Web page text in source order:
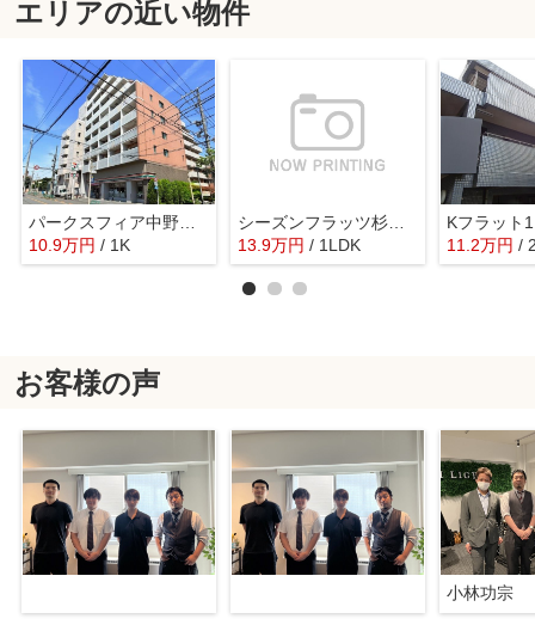
エリアの近い物件
パークスフィア中野富士見町
10.9万円 / 1K
シーズンフラッツ杉並井草
13.9万円 / 1LDK
Kフラット1
11.2万円 /
お客様の声
小林功宗